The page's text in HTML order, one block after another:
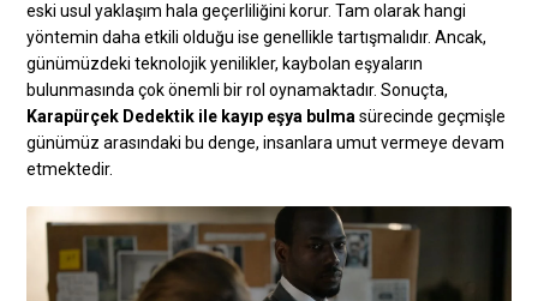
eski usul yaklaşım hala geçerliliğini korur. Tam olarak hangi
yöntemin daha etkili olduğu ise genellikle tartışmalıdır. Ancak,
günümüzdeki teknolojik yenilikler, kaybolan eşyaların
bulunmasında çok önemli bir rol oynamaktadır. Sonuçta,
Karapürçek Dedektik ile kayıp eşya bulmasürecinde geçmişle
günümüz arasındaki bu denge, insanlara umut vermeye devam
etmektedir.